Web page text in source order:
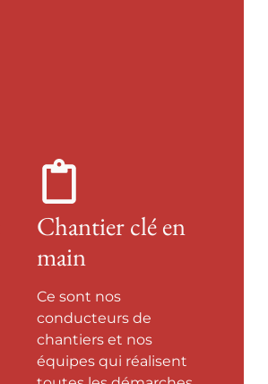
Chantier clé en
main
Ce sont nos
conducteurs de
chantiers et nos
équipes qui réalisent